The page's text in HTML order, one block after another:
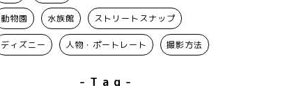
動物園 水族館 ストリートスナップ
ディズニー 人物・ポートレート 撮影方法
- T a g -